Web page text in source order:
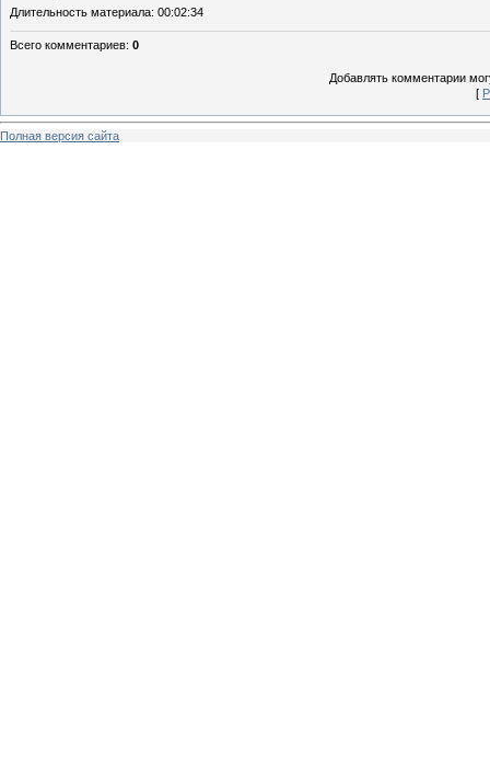
Длительность материала: 00:02:34
Всего комментариев: 0
Добавлять комментарии
[
Полная версия сайта